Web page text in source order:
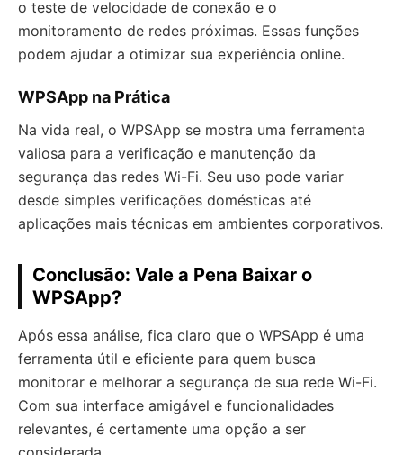
o teste de velocidade de conexão e o
monitoramento de redes próximas. Essas funções
podem ajudar a otimizar sua experiência online.
WPSApp na Prática
Na vida real, o WPSApp se mostra uma ferramenta
valiosa para a verificação e manutenção da
segurança das redes Wi-Fi. Seu uso pode variar
desde simples verificações domésticas até
aplicações mais técnicas em ambientes corporativos.
Conclusão: Vale a Pena Baixar o
WPSApp?
Após essa análise, fica claro que o WPSApp é uma
ferramenta útil e eficiente para quem busca
monitorar e melhorar a segurança de sua rede Wi-Fi.
Com sua interface amigável e funcionalidades
relevantes, é certamente uma opção a ser